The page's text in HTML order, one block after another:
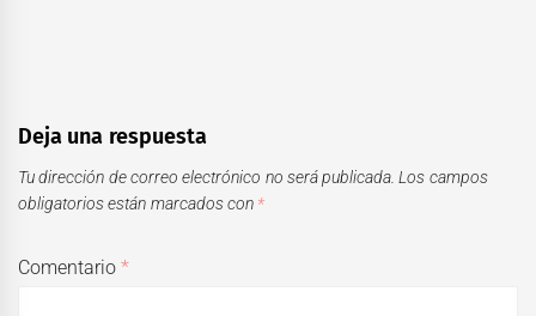
Deja una respuesta
Tu dirección de correo electrónico no será publicada. Los campos
obligatorios están marcados con *
Comentario*